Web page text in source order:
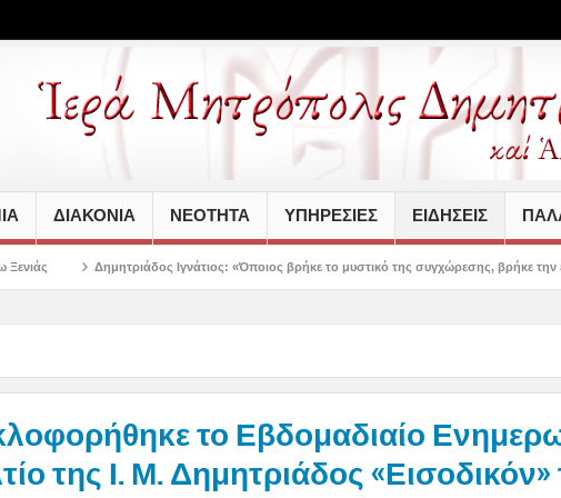
ΔΙΑΚΟΝΙΑ ΝΕΟΤΗΤΑ ΥΠΗΡΕΣΙΕΣ ΕΙΔΗΣΕΙΣ
Ιγνάτιος: «Όποιος βρήκε το μυστικό της συγχώρεσης, βρήκε την ειρήνη στην ψυχή
το Εβδομαδιαίο
της Ι. Μ. Δημητριάδος «Εισοδικόν»